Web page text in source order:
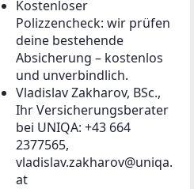
Kostenloser
Polizzencheck: wir prüfen
deine bestehende
Absicherung – kostenlos
und unverbindlich.
Vladislav Zakharov, BSc.,
Ihr Versicherungsberater
bei UNIQA: +43 664
2377565,
vladislav.zakharov@uniqa.
at